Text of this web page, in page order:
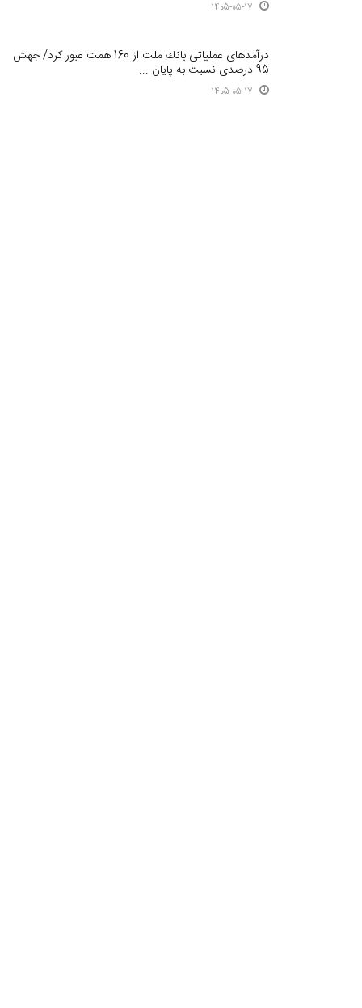
1405-05-17
درآمدهای عملیاتی بانك ملت از 160 همت عبور كرد/ جهش
95 درصدی نسبت به پایان ...
1405-05-17